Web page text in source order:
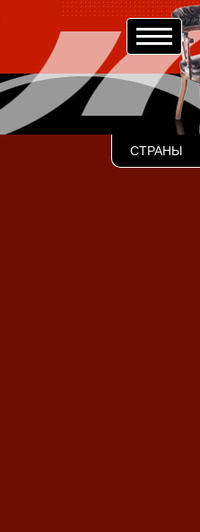
СТРАНЫ